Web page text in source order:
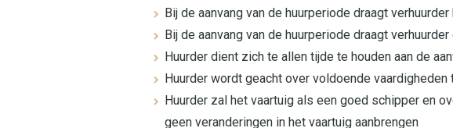
Bij de aanvang van de huurperiode draagt
Bij de aanvang van de huurperiode draagt
Huurder dient zich te allen tijde te houden aan de
Huurder wordt geacht over voldoende
Huurder zal het vaartuig als een goed schipper en
geen veranderingen in het vaartuig aanbrengen